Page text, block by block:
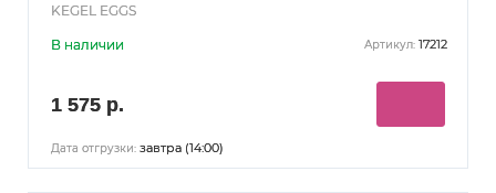
KEGEL EGGS
В наличии Артикул: 17212
1 575 р.
Дата отгрузки: завтра (14:00)